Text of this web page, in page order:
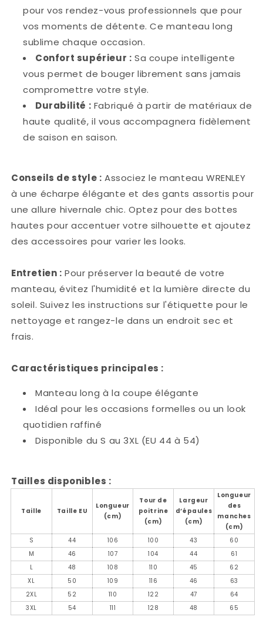
pour vos rendez-vous professionnels que pour
vos moments de détente. Ce manteau long
sublime chaque occasion.
Confort supérieur : Sa coupe intelligente
vous permet de bouger librement sans jamais
compromettre votre style.
Durabilité : Fabriqué à partir de matériaux de
haute qualité, il vous accompagnera fidèlement
de saison en saison.
Conseils de style : Associez le manteau WRENLEY
à une écharpe élégante et des gants assortis pour
une allure hivernale chic. Optez pour des bottes
hautes pour accentuer votre silhouette et ajoutez
des accessoires pour varier les looks.
Entretien : Pour préserver la beauté de votre
manteau, évitez l'humidité et la lumière directe du
soleil. Suivez les instructions sur l'étiquette pour le
nettoyage et rangez-le dans un endroit sec et
frais.
Caractéristiques principales :
Manteau long à la coupe élégante
Idéal pour les occasions formelles ou un look
quotidien raffiné
Disponible du S au 3XL (EU 44 à 54)
Tailles disponibles :
Taille Taille EU
Longueur
(cm)
Tour de
poitrine
(cm)
Largeur
d’épaules
(cm)
Longueur
des
manches
(cm)
S
44 106 100 43
60
M
46 107 104 44
61
L
48 108 110 45
62
XL
50 109 116 46
63
2XL
52 110 122 47
64
3XL
54 111 128 48 65